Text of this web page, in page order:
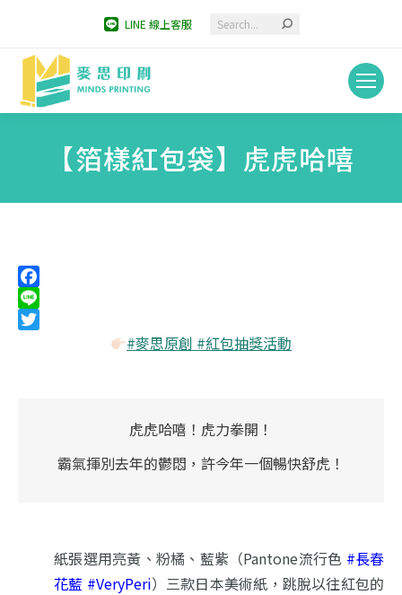
LINE 線上客服 Search:
【箔樣紅包袋】虎虎哈嘻
Facebook
Line
#麥思原創 #紅包抽獎活動
虎虎哈嘻！虎力拳開！
霸氣揮別去年的鬱悶，許今年一個暢快舒虎！
紙張選用亮黃、粉橘、藍紫（Pantone流行色 #長春
花藍 #VeryPeri）三款日本美術紙，跳脫以往紅包的